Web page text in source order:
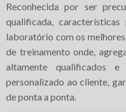
Reconhecida por ser
qualificada,
laboratório com os
de treinamento onde,
altamente qualificados e
personalizado ao cliente,
de ponta a ponta.